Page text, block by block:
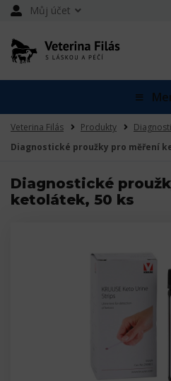
Můj účet
Veterina Filás Produkty
Diagnostické proužky pro měření
Diagnostické
ketolátek, 50 ks